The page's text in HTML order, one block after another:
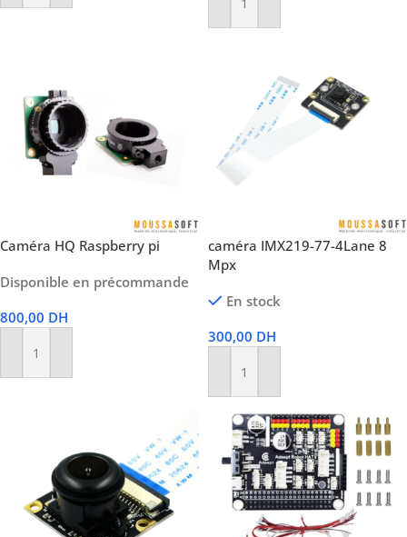
Ajouter Au Panier
Caméra HQ Raspberry pi
Disponible en précommande
800,00 DH
Ajouter Au Panier
caméra IMX219-77-4Lane 8
Mpx
En stock
300,00 DH
Ajouter Au Panier